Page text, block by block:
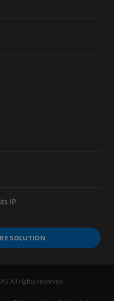
IP
SOLUTION
All rights reserved